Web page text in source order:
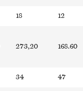
18 12
273,20 168.60
34 47